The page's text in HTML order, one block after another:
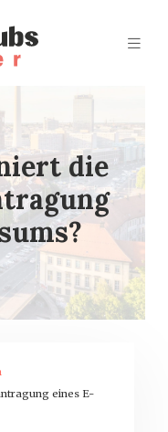
die
eines E-